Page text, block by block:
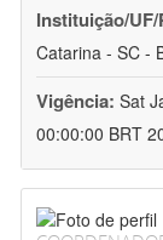
Instituição/UF/
Catarina - SC -
Vigência: Sat
00:00:00 BRT